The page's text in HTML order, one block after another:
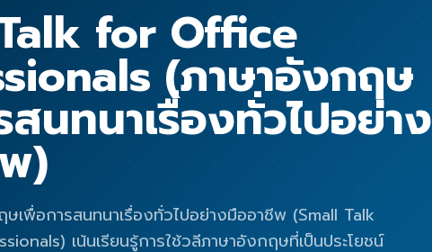
for Office
(ภาษาอังกฤษ
สนทนาเรื่องทั่วไปอย่าง
)
เพื่อการสนทนาเรื่องทั่วไปอย่างมืออาชีพ (Small Talk
เน้นเรียนรู้การใช้วลีภาษาอังกฤษที่เป็นประโยชน์